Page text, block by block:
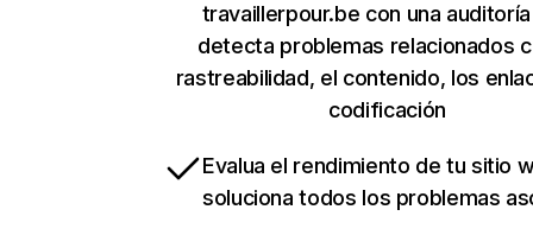
travaillerpour.be con una
detecta problemas relacionados
rastreabilidad, el contenido, los
codificación
Evalua el rendimiento de tu sitio
soluciona todos los problemas